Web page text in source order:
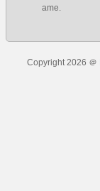
ame.
Copyright 2026 ＠